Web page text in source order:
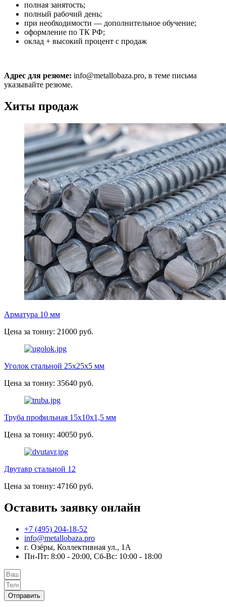
полная занятость;
полный рабочий день;
при необходимости — дополнительное обучение;
оформление по ТК РФ;
оклад + высокий процент с продаж
Адрес для резюме: info@metallobaza.pro, в теме письма
указывайте резюме.
Хиты продаж
Арматура 10 мм
Цена за тонну: 21000 руб.
Уголок стальной 25х25х5 мм
Цена за тонну: 35640 руб.
Труба профильная 15х10х1,5 мм
Цена за тонну: 40050 руб.
Двутавр стальной 12
Цена за тонну: 47160 руб.
Оставить заявку онлайн
+7 (495) 204-18-52
info@metallobaza.pro
г. Озёры, Коллективная ул., 1А
Пн-Пт: 8:00 - 20:00, Сб-Вс: 10:00 - 18:00
Отправить